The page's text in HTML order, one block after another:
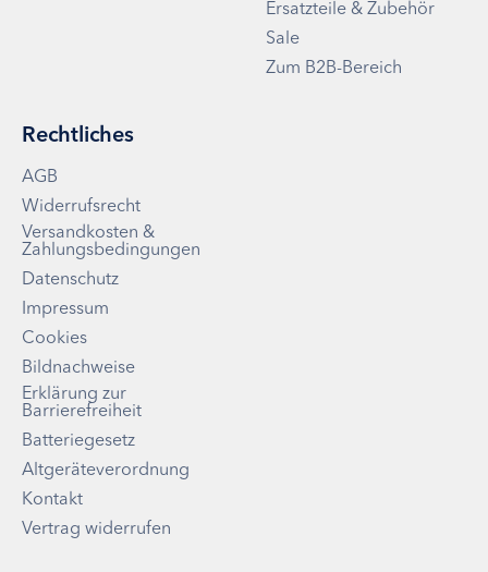
Ersatzteile & Zubehör
Sale
Zum B2B-Bereich
Rechtliches
AGB
Widerrufsrecht
Versandkosten &
Zahlungsbedingungen
Datenschutz
Impressum
Cookies
Bildnachweise
Erklärung zur
Barrierefreiheit
Batteriegesetz
Altgeräteverordnung
Kontakt
Vertrag widerrufen